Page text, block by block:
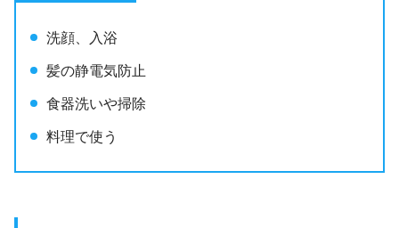
洗顔、入浴
髪の静電気防止
食器洗いや掃除
料理で使う